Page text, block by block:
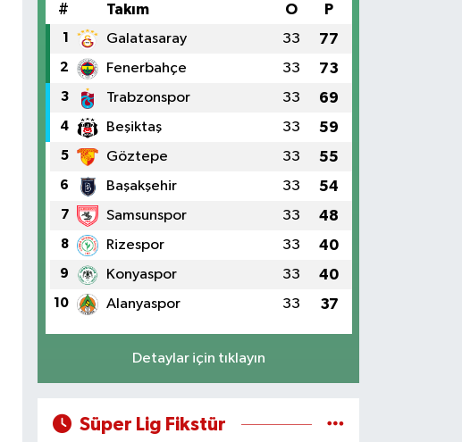
# Takım O P
1 Galatasaray 33 77
2 Fenerbahçe 33 73
3 Trabzonspor 33 69
4 Beşiktaş 33 59
5 Göztepe 33 55
6 Başakşehir 33 54
7 Samsunspor 33 48
8 Rizespor 33 40
9 Konyaspor 33 40
10 Alanyaspor 33 37
Detaylar için tıklayın
Süper Lig Fikstür